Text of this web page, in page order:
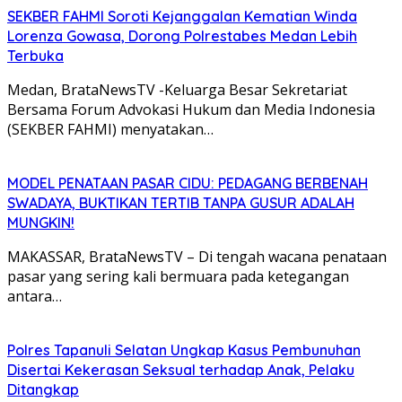
SEKBER FAHMI Soroti Kejanggalan Kematian Winda
Lorenza Gowasa, Dorong Polrestabes Medan Lebih
Terbuka
Medan, BrataNewsTV -Keluarga Besar Sekretariat
Bersama Forum Advokasi Hukum dan Media Indonesia
(SEKBER FAHMI) menyatakan…
MODEL PENATAAN PASAR CIDU: PEDAGANG BERBENAH
SWADAYA, BUKTIKAN TERTIB TANPA GUSUR ADALAH
MUNGKIN!
MAKASSAR, BrataNewsTV – Di tengah wacana penataan
pasar yang sering kali bermuara pada ketegangan
antara…
Polres Tapanuli Selatan Ungkap Kasus Pembunuhan
Disertai Kekerasan Seksual terhadap Anak, Pelaku
Ditangkap